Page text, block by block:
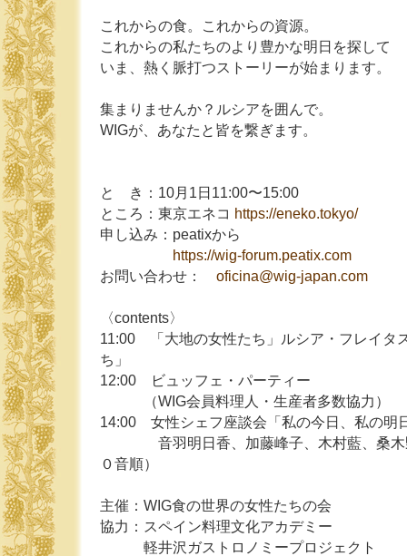
これからの食。これからの資源。
これからの私たちのより豊かな明日を探して
いま、熱く脈打つストーリーが始まります。
集まりませんか？ルシアを囲んで。
WIGが、あなたと皆を繋ぎます。
と き：10月1日11:00〜15:00
ところ：東京エネコ https://eneko.tokyo/
申し込み：peatixから
https://wig-forum.peatix.com
お問い合わせ： oficina@wig-japan.com
〈contents〉
11:00 「大地の女性たち」ルシア・フレイタ
ち」
12:00 ビュッフェ・パーティー
（WIG会員料理人・生産者多数協力）
14:00 女性シェフ座談会「私の今日、私の明
音羽明日香、加藤峰子、木村藍、桑木
０音順）
主催：WIG食の世界の女性たちの会
協力：スペイン料理文化アカデミー
軽井沢ガストロノミープロジェクト